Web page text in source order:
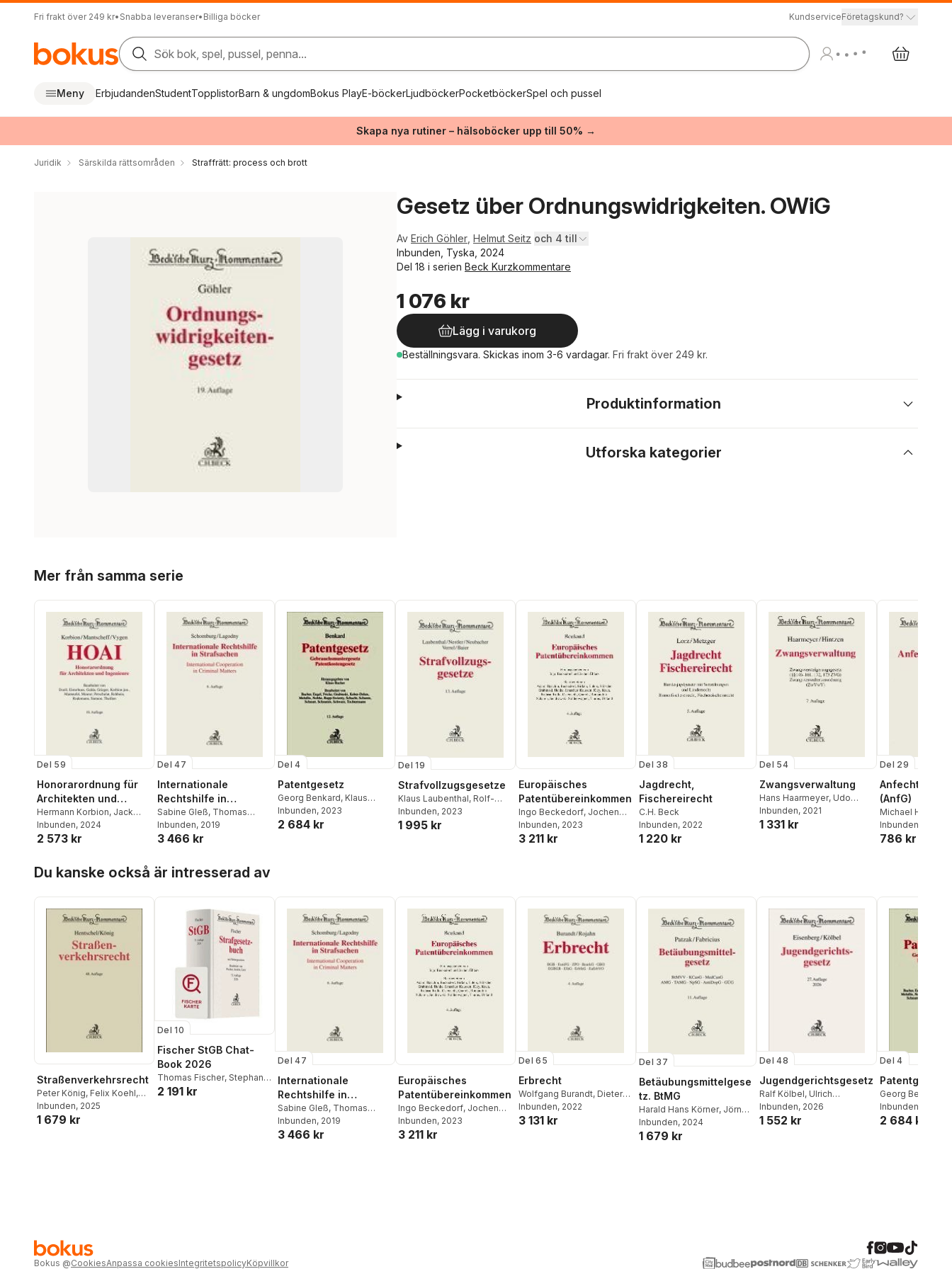
Fri frakt över 249 kr• Snabba leveranser• Billiga böcker KundserviceFöretagskund?
Sök bok, spel, pussel, penna...
Meny ErbjudandenStudentTopplistorBarn & ungdomBokus PlayE-böckerLjudböckerPocketböckerSpel och pussel
Skapa nya rutiner – hälsoböcker upp till 50% →
Juridik Särskilda rättsområden Straffrätt: process och brott
Gesetz über Ordnungswidrigkeiten. OWiG
Av Erich Göhler Helmut Seitz och 4 till
Inbunden, Tyska, 2024
Del 18 i serien Beck Kurzkommentare
1 076 kr
Lägg i varukorg
Beställningsvara. Skickas inom 3-6 vardagar. Fri frakt över 249 kr.
Produktinformation
Utforska kategorier
Mer från samma serie
Del 59
Honorarordnung für
Architekten und
Ingenieure (HOAI)
Hermann Korbion, Jack
Mantscheff,Klaus Vygen
Claus-Jürgen Korbion
Inbunden, 2024
2 573 kr
Del 47
Internationale
Rechtshilfe in
Strafsachen
Sabine Gleß, Thomas
Hackner,Sebastian
Trautmann
Inbunden, 2019
3 466 kr
Del 4
Patentgesetz
Georg Benkard, Klaus
Bacher
Inbunden, 2023
2 684 kr
Del 19
Strafvollzugsgesetze
Klaus Laubenthal, Rolf-
Peter Calliess,Frank
Neubacher
Inbunden, 2023
1 995 kr
Europäisches
Patentübereinkommen
Ingo Beckedorf, Jochen
Ehlers
Inbunden, 2023
3 211 kr
Del 38
Jagdrecht,
Fischereirecht
C.H. Beck
Inbunden, 2022
1 220 kr
Del 54
Zwangsverwaltung
Hans Haarmeyer, Udo
Hintzen
Inbunden, 2021
1 331 kr
Del 29
(AnfG)
Michael Huber
Böhle-
Joachim Kilger
Inbunden
786 kr
Du kanske också är intresserad av
Straßenverkehrsrecht
Peter König, Felix Koehl,
Stefan Derpa,Johannes
Floegel ,Fritz Hartung
Inbunden, 2025
1 679 kr
Del 10
Fischer StGB Chat-
Book 2026
Thomas Fischer, Stephan
Anstötz,Hans-Joachim
2 191 kr
Del 47
Internationale
Rechtshilfe in
Strafsachen
Sabine Gleß, Thomas
Hackner,Sebastian
Trautmann
Inbunden, 2019
3 466 kr
Europäisches
Patentübereinkommen
Ingo Beckedorf, Jochen
Ehlers
Inbunden, 2023
3 211 kr
Del 65
Erbrecht
Wolfgang Burandt, Dieter
Rojahn
Inbunden, 2022
3 131 kr
Del 37
Betäubungsmittelgese
tz. BtMG
Harald Hans Körner, Jörn
Patzak,Jochen Fabricius
Felix Huth
Inbunden, 2024
1 679 kr
Del 48
Jugendgerichtsgesetz
Ralf Kölbel, Ulrich
Eisenberg
Inbunden, 2026
1 552 kr
Del 4
Patentgesetz
Georg Benkard
Bacher
Inbunden
2 684 kr
Bokus @CookiesAnpassa cookiesIntegritetspolicyKöpvillkor